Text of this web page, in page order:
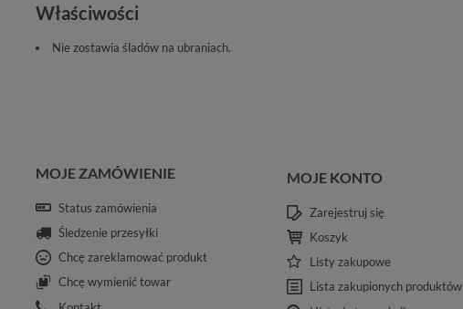
Właściwości
Nie zostawia śladów na ubraniach.
MOJE ZAMÓWIENIE
Status zamówienia
Śledzenie przesyłki
Chcę zareklamować produkt
Chcę wymienić towar
MOJE KONTO
Zarejestruj się
Koszyk
Listy zakupowe
Lista zakupionych produktów